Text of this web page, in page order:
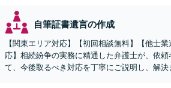
自筆証書遺言の作成
【関東エリア対応】【初回相談無料】【他士
応】相続紛争の実務に精通した弁護士が、依頼
て、今後取るべき対応を丁寧にご説明し、解